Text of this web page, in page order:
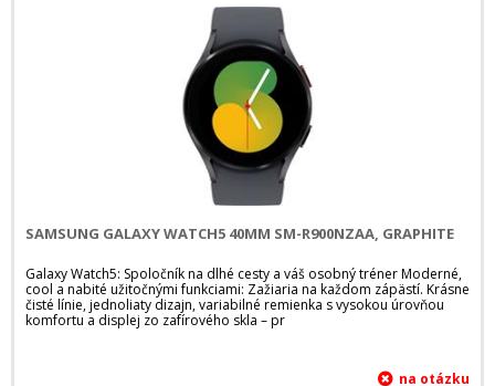
SAMSUNG GALAXY WATCH5 40MM SM-R900NZAA, GRAPHITE
Galaxy Watch5: Spoločník na dlhé cesty a váš osobný tréner Moderné,
cool a nabité užitočnými funkciami: Zažiaria na každom zápästí. Krásne
čisté línie, jednoliaty dizajn, variabilné remienka s vysokou úrovňou
komfortu a displej zo zafírového skla – pr